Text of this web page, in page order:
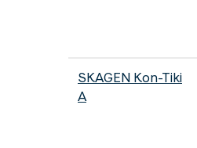
SKAGEN Kon-Tiki
A